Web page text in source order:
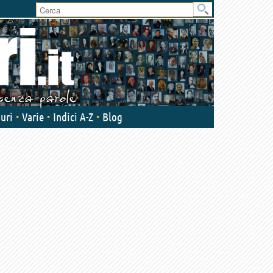
User
area
Varie Indici A-Z Blog